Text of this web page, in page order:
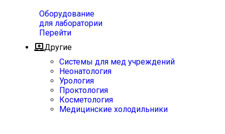
Оборудование
для лаборатории
Перейти
Другие
Системы для мед учреждений
Неонатология
Урология
Проктология
Косметология
Медицинские холодильники